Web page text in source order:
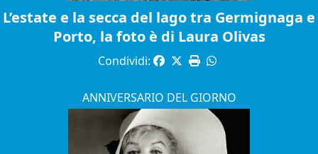
L’estate e la secca del lago tra Germignaga e
Porto, la foto è di Laura Olivas
Condividi:
ANNIVERSARIO DEL GIORNO